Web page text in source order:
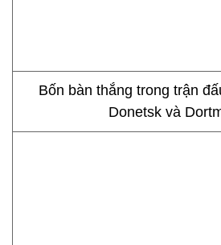
Bốn bàn thắng trong trận
Donetsk và